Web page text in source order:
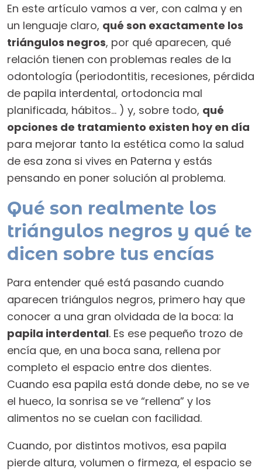
En este artículo vamos a ver, con calma y en
un lenguaje claro, qué son exactamente los
triángulos negros, por qué aparecen, qué
relación tienen con problemas reales de la
odontología (periodontitis, recesiones, pérdida
de papila interdental, ortodoncia mal
planificada, hábitos… ) y, sobre todo, qué
opciones de tratamiento existen hoy en día
para mejorar tanto la estética como la salud
de esa zona si vives en Paterna y estás
pensando en poner solución al problema.
Qué son realmente los
triángulos negros y qué te
dicen sobre tus encías
Para entender qué está pasando cuando
aparecen triángulos negros, primero hay que
conocer a una gran olvidada de la boca: la
papila interdental. Es ese pequeño trozo de
encía que, en una boca sana, rellena por
completo el espacio entre dos dientes.
Cuando esa papila está donde debe, no se ve
el hueco, la sonrisa se ve “rellena” y los
alimentos no se cuelan con facilidad.
Cuando, por distintos motivos, esa papila
pierde altura, volumen o firmeza, el espacio se